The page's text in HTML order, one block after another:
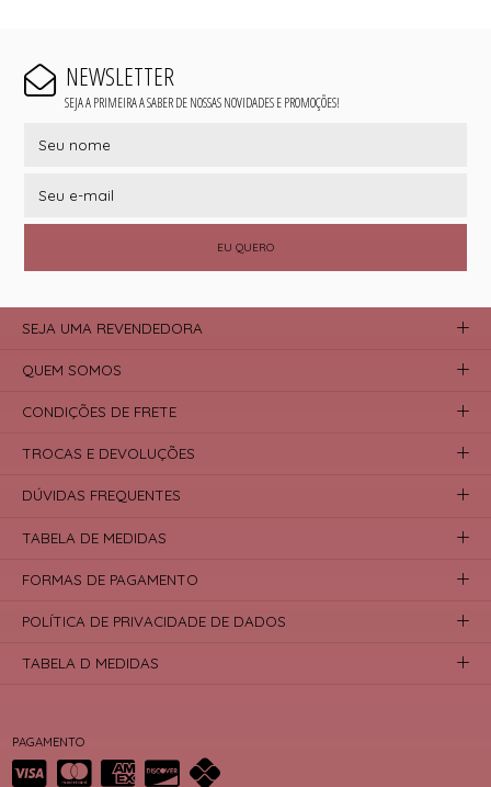
NEWSLETTER
SEJA A PRIMEIRA A SABER DE NOSSAS NOVIDADES E PROMOÇÕES!
EU QUERO
PAGAMENTO
SEJA UMA REVENDEDORA
QUEM SOMOS
CONDIÇÕES DE FRETE
TROCAS E DEVOLUÇÕES
DÚVIDAS FREQUENTES
TABELA DE MEDIDAS
FORMAS DE PAGAMENTO
POLÍTICA DE PRIVACIDADE DE DADOS
TABELA D MEDIDAS